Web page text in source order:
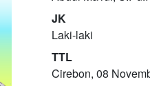
JK
Laki-laki
TTL
Cirebon, 08